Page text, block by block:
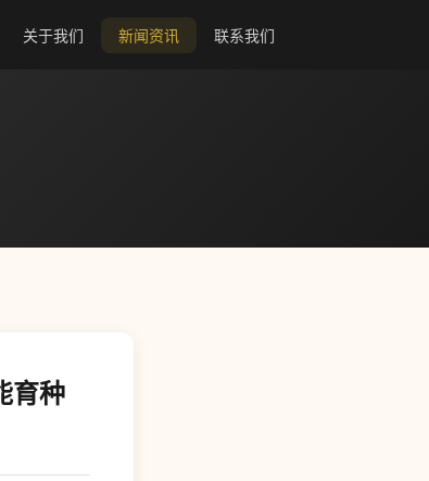
关于我们 新闻资讯 联系我们
育种